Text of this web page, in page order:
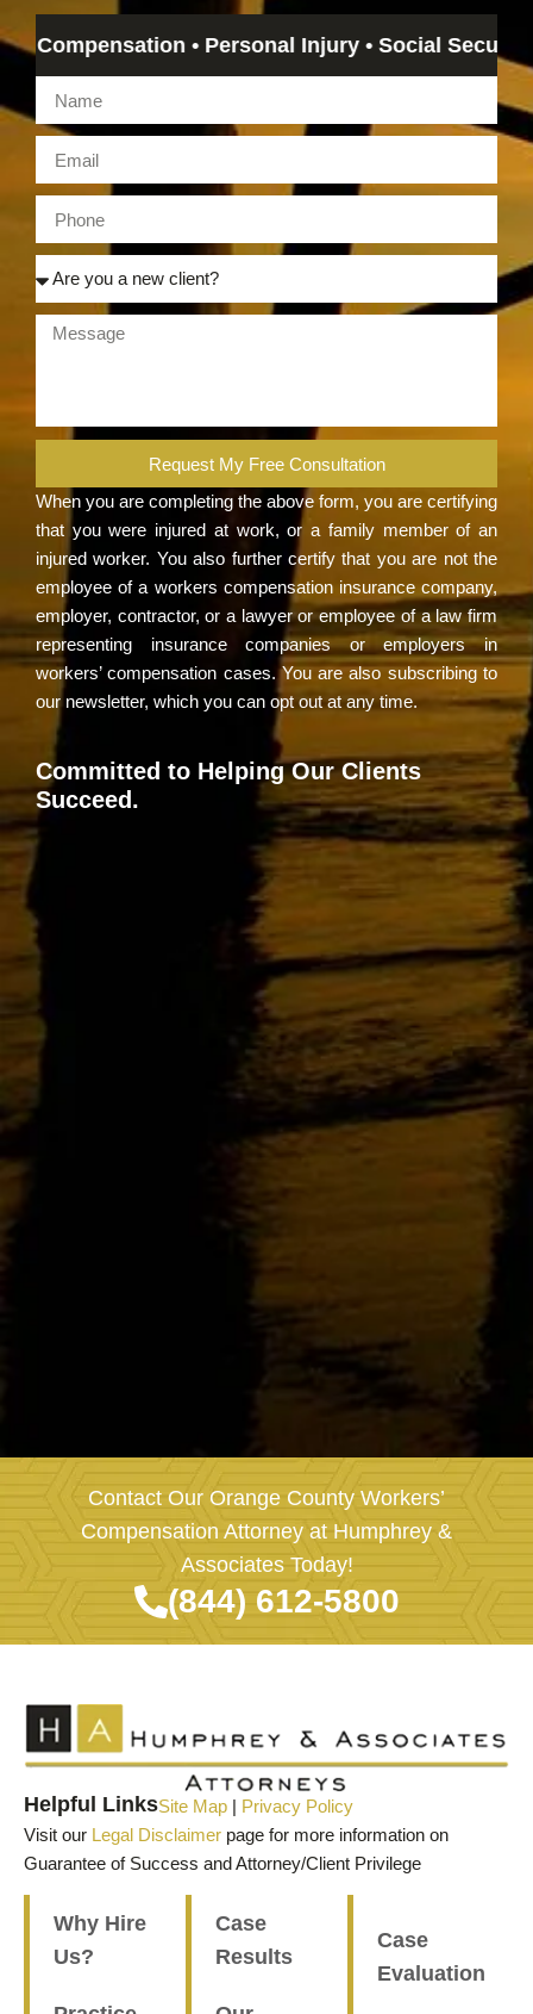
Committed to Helping Our Clients
Succeed.
• Personal Injury • Social Security
Request My Free Consultation
When you are completing the above form, you are certifying
that you were injured at work, or a family member of an
injured worker. You also further certify that you are not the
employee of a workers compensation insurance company,
employer, contractor, or a lawyer or employee of a law firm
representing insurance companies or employers in
workers’ compensation cases. You are also subscribing to
our newsletter, which you can opt out at any time.
Contact Our Orange County Workers’
Compensation Attorney at Humphrey &
Associates Today!
(844) 612-5800
Helpful LinksSite Map | Privacy Policy
Visit our Legal Disclaimer page for more information on
Guarantee of Success and Attorney/Client Privilege
Why Hire
Us?
Case
Results
Case
Evaluation